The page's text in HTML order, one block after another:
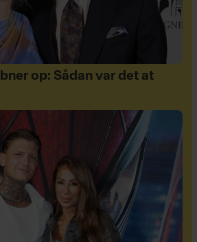
op: Sådan var det at